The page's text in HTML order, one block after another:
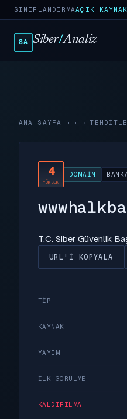
SINIFLANDIRMAAÇIK KAYNAK
SA Siber/Analiz
ANA SAYFA ›
4
YÜKSEK
DOMAIN
T.C. Siber Güvenlik
URL'I KOPYALA
TIP
KAYNAK
YAYIM
İLK GÖRÜLME
KALDIRILMA